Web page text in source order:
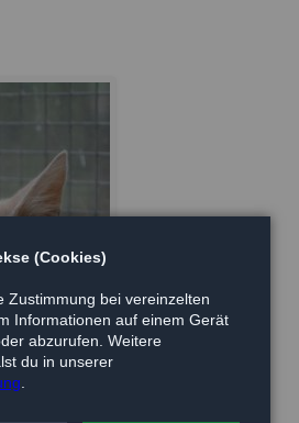
(Cookies)
Zustimmung bei vereinzelten
Informationen auf einem Gerät
abzurufen. Weitere
du in unserer